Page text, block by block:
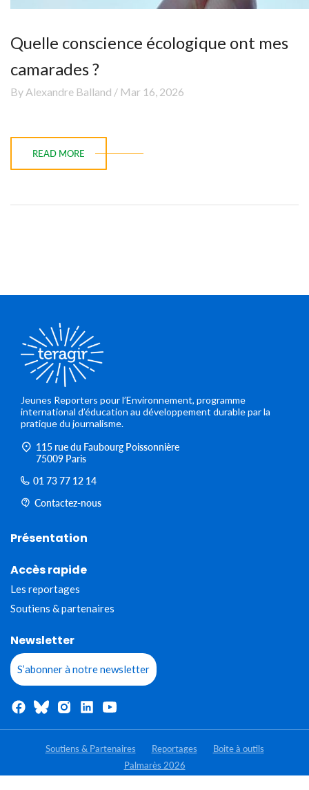
Quelle conscience écologique ont mes
camarades ?
By Alexandre Balland / Mar 16, 2026
READ MORE
Jeunes Reporters pour l’Environnement, programme
international d’éducation au développement durable par la
pratique du journalisme.
115 rue du Faubourg Poissonnière
75009 Paris
01 73 77 12 14
Contactez-nous
Présentation
Accès rapide
Les reportages
Soutiens & partenaires
Newsletter
S’abonner à notre newsletter
Soutiens & Partenaires Reportages
Boite à outils
Palmarès 2026